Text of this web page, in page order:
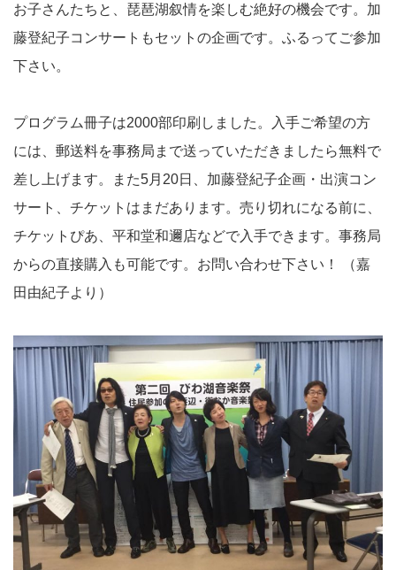
お子さんたちと、琵琶湖叙情を楽しむ絶好の機会です。加
藤登紀子コンサートもセットの企画です。ふるってご参加
下さい。
プログラム冊子は2000部印刷しました。入手ご希望の方
には、郵送料を事務局まで送っていただきましたら無料で
差し上げます。また5月20日、加藤登紀子企画・出演コン
サート、チケットはまだあります。売り切れになる前に、
チケットぴあ、平和堂和邇店などで入手できます。事務局
からの直接購入も可能です。お問い合わせ下さい！ （嘉
田由紀子より）